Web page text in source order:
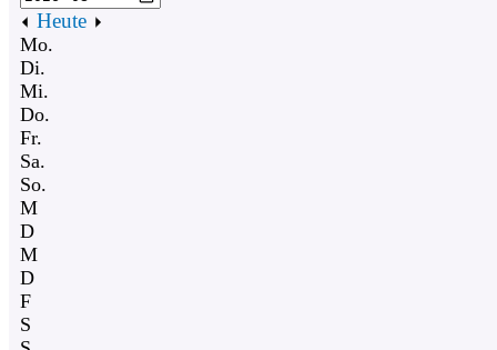
Heute
Mo.
Di.
Mi.
Do.
Fr.
Sa.
So.
M
D
M
D
F
S